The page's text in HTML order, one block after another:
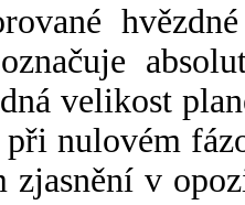
velikost
při nulovém
zjasnění v